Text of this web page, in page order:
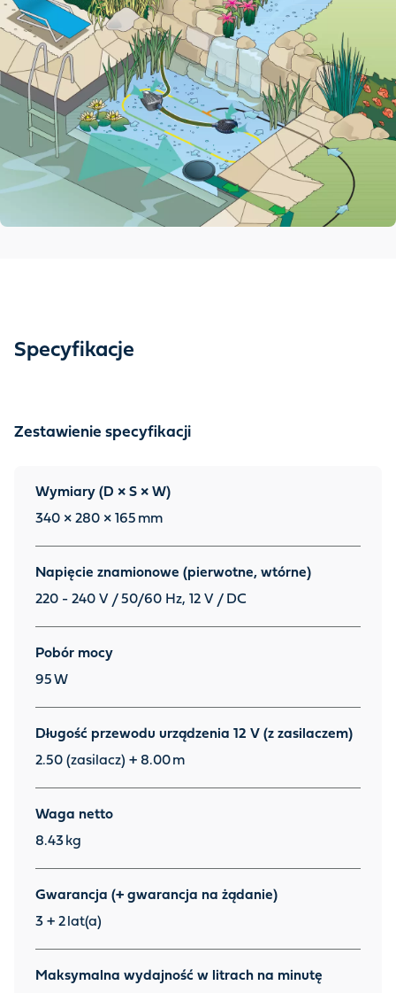
Specyfikacje
Zestawienie specyfikacji
Wymiary (D × S × W)
340 × 280 × 165 mm
Napięcie znamionowe (pierwotne, wtórne)
220 - 240 V / 50/60 Hz, 12 V / DC
Pobór mocy
95 W
Długość przewodu urządzenia 12 V (z zasilaczem)
2.50 (zasilacz) + 8.00 m
Waga netto
8.43 kg
Gwarancja (+ gwarancja na żądanie)
3 + 2 lat(a)
Maksymalna wydajność w litrach na minutę